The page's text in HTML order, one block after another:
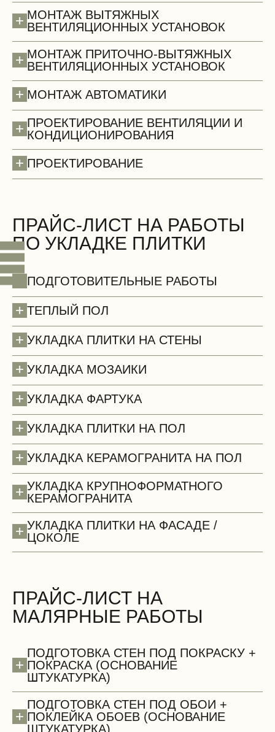
+ МОНТАЖ ВЫТЯЖНЫХ
ВЕНТИЛЯЦИОННЫХ УСТАНОВОК
+ МОНТАЖ ПРИТОЧНО-ВЫТЯЖНЫХ
ВЕНТИЛЯЦИОННЫХ УСТАНОВОК
+ МОНТАЖ АВТОМАТИКИ
+ ПРОЕКТИРОВАНИЕ ВЕНТИЛЯЦИИ И
КОНДИЦИОНИРОВАНИЯ
+ ПРОЕКТИРОВАНИЕ
ПРАЙС-ЛИСТ НА РАБОТЫ
ПО УКЛАДКЕ ПЛИТКИ
ПОДГОТОВИТЕЛЬНЫЕ РАБОТЫ
+ ТЕПЛЫЙ ПОЛ
+ УКЛАДКА ПЛИТКИ НА СТЕНЫ
+ УКЛАДКА МОЗАИКИ
+ УКЛАДКА ФАРТУКА
+ УКЛАДКА ПЛИТКИ НА ПОЛ
+ УКЛАДКА КЕРАМОГРАНИТА НА ПОЛ
+ УКЛАДКА КРУПНОФОРМАТНОГО
КЕРАМОГРАНИТА
+ УКЛАДКА ПЛИТКИ НА ФАСАДЕ /
ЦОКОЛЕ
ПРАЙС-ЛИСТ НА
МАЛЯРНЫЕ РАБОТЫ
+
ПОДГОТОВКА СТЕН ПОД ПОКРАСКУ +
ПОКРАСКА (ОСНОВАНИЕ
ШТУКАТУРКА)
+
ПОДГОТОВКА СТЕН ПОД ОБОИ +
ПОКЛЕЙКА ОБОЕВ (ОСНОВАНИЕ
ШТУКАТУРКА)